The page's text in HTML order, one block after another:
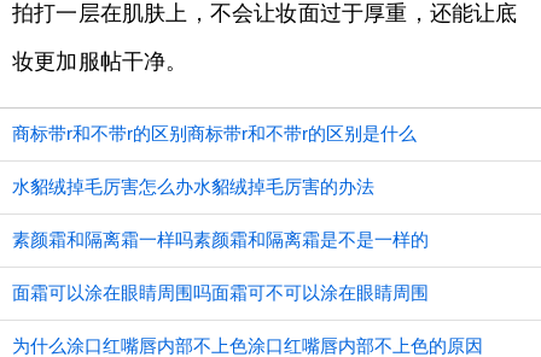
拍打一层在肌肤上，不会让妆面过于厚重，还能让底
妆更加服帖干净。
商标带r和不带r的区别商标带r和不带r的区别是什么
水貂绒掉毛厉害怎么办水貂绒掉毛厉害的办法
素颜霜和隔离霜一样吗素颜霜和隔离霜是不是一样的
面霜可以涂在眼睛周围吗面霜可不可以涂在眼睛周围
为什么涂口红嘴唇内部不上色涂口红嘴唇内部不上色的原因